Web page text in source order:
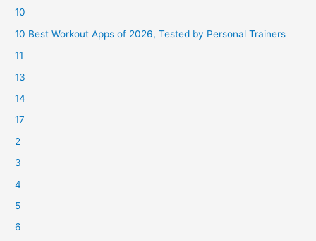
10
10 Best Workout Apps of 2026, Tested by Personal Trainers
11
13
14
17
2
3
4
5
6